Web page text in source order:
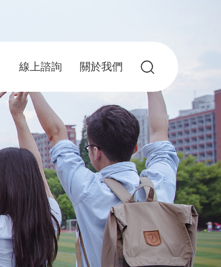
線上諮詢 關於我們